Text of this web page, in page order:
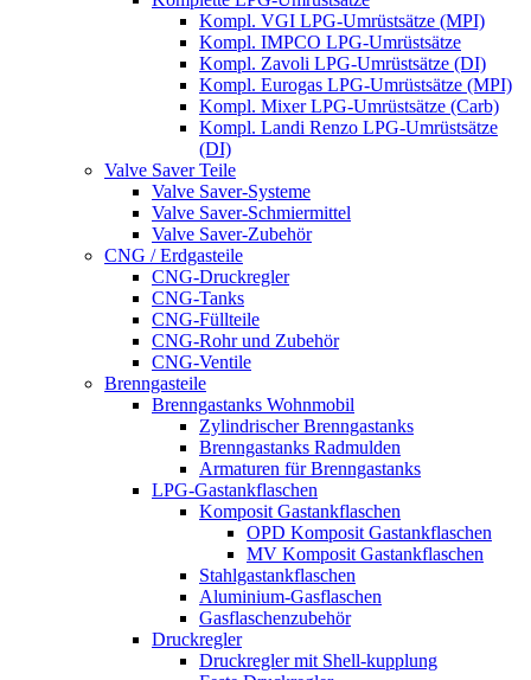
Kompl. VGI LPG-Umrüstsätze (MPI)
Kompl. IMPCO LPG-Umrüstsätze
Kompl. Zavoli LPG-Umrüstsätze (DI)
Kompl. Eurogas LPG-Umrüstsätze (MPI)
Kompl. Mixer LPG-Umrüstsätze (Carb)
Kompl. Landi Renzo LPG-Umrüstsätze
(DI)
Valve Saver Teile
Valve Saver-Systeme
Valve Saver-Schmiermittel
Valve Saver-Zubehör
CNG / Erdgasteile
CNG-Druckregler
CNG-Tanks
CNG-Füllteile
CNG-Rohr und Zubehör
CNG-Ventile
Brenngasteile
Brenngastanks Wohnmobil
Zylindrischer Brenngastanks
Brenngastanks Radmulden
Armaturen für Brenngastanks
LPG-Gastankflaschen
Komposit Gastankflaschen
OPD Komposit Gastankflaschen
MV Komposit Gastankflaschen
Stahlgastankflaschen
Aluminium-Gasflaschen
Gasflaschenzubehör
Druckregler
Druckregler mit Shell-kupplung